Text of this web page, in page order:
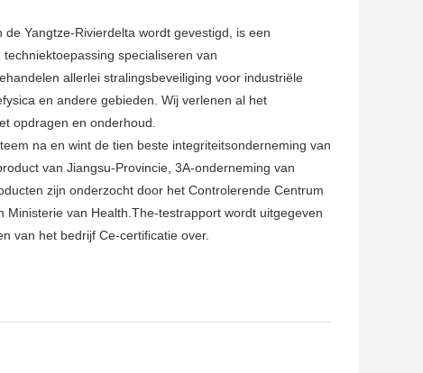
Yangtze-Rivierdelta wordt gevestigd, is een
specialiseren van
allerlei stralingsbeveiliging voor industriële
en andere gebieden. Wij verlenen al het
opdragen en onderhoud.
na en wint de tien beste integriteitsonderneming van
van Jiangsu-Provincie, 3A-onderneming van
zijn onderzocht door het Controlerende Centrum
van Health.The-testrapport wordt uitgegeven
van het bedrijf Ce-certificatie over.